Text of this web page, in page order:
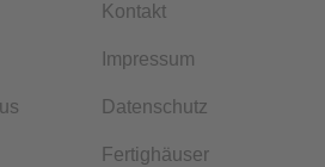
Kontakt
Impressum
Datenschutz
Fertighäuser